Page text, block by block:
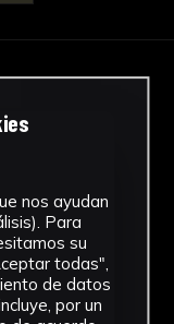
nos ayudan
Para
su
todas",
de datos
por un